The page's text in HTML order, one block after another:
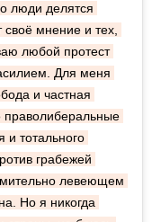
люди делятся
своё мнение и тех,
любой протест
Для меня
и частная
праволиберальные
и тотального
грабежей
левеющем
Но я никогда